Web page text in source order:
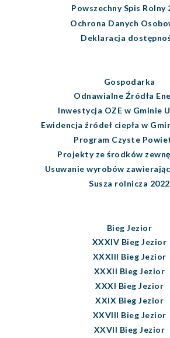
Powszechny Spis Rolny
Ochrona Danych
Deklaracja
Gospodarka
Odnawialne Źródła
Inwestycja OZE w Gminie
Ewidencja źródeł ciepła w
Program Czyste
Projekty ze środków
Usuwanie wyrobów
Susza rolnicza 2022
Bieg Jezior
XXXIV Bieg Jezior
XXXIII Bieg Jezior
XXXII Bieg Jezior
XXXI Bieg Jezior
XXIX Bieg Jezior
XXVIII Bieg Jezior
XXVII Bieg Jezior